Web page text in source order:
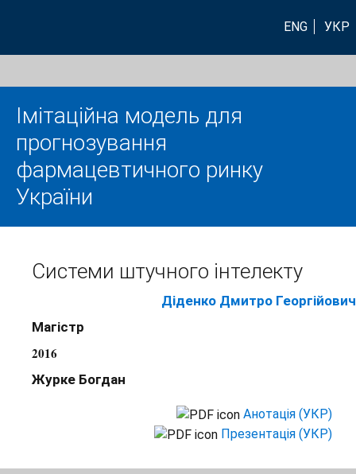
ENG УКР
Імітаційна модель для
прогнозування
фармацевтичного ринку
України
Системи штучного інтелекту
Діденко Дмитро Георгійович
Магістр
2016
Журке Богдан
Анотація (УКР)
Презентація (УКР)